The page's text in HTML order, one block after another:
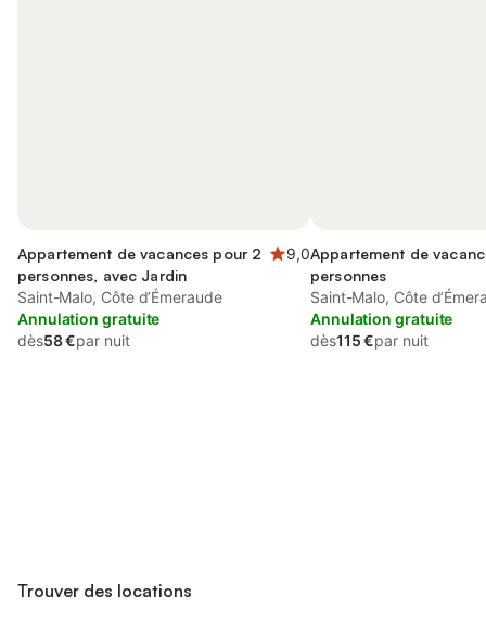
Appartement de vacances pour 2
personnes, avec Jardin
9,0
Saint-Malo, Côte d’Émeraude
Annulation gratuite
dès58 €par nuit
Appartement de
personnes
Saint-Malo, Côte
Annulation gratuite
dès115 €par nuit
Trouver des locations